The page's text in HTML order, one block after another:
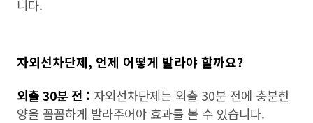
니다.
자외선차단제, 언제 어떻게 발라야 할까요?
외출 30분 전 : 자외선차단제는 외출 30분 전에 충분한
양을 꼼꼼하게 발라주어야 효과를 볼 수 있습니다.